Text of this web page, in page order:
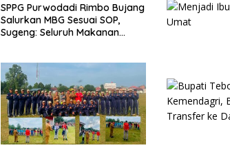
SPPG Purwodadi Rimbo Bujang
Salurkan MBG Sesuai SOP,
Sugeng: Seluruh Makanan